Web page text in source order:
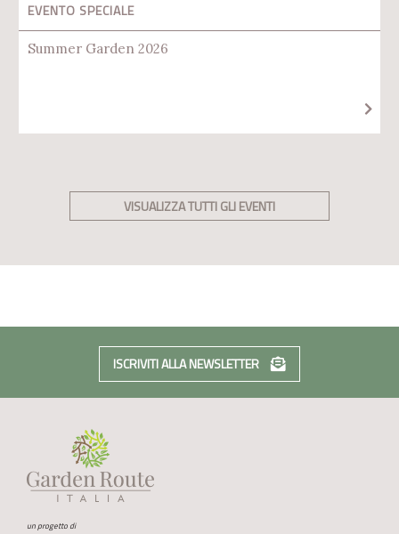
EVENTO SPECIALE
Summer Garden 2026
VISUALIZZA TUTTI GLI EVENTI
ISCRIVITI ALLA NEWSLETTER
un progetto di